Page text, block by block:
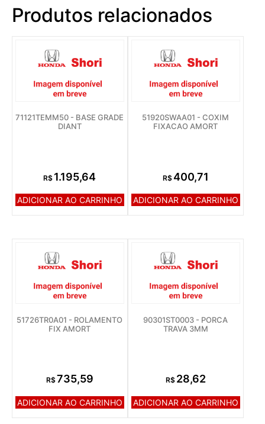
Produtos relacionados
71121TEMM50 - BASE GRADE
DIANT
R$ 1.195,64
ADICIONAR AO CARRINHO
51920SWAA01 - COXIM
FIXACAO AMORT
R$ 400,71
ADICIONAR AO CARRINHO
51726TR0A01 - ROLAMENTO
FIX AMORT
R$735,59
ADICIONAR AO CARRINHO
90301ST0003 - PORCA
TRAVA 3MM
R$ 28,62
ADICIONAR AO CARRINHO